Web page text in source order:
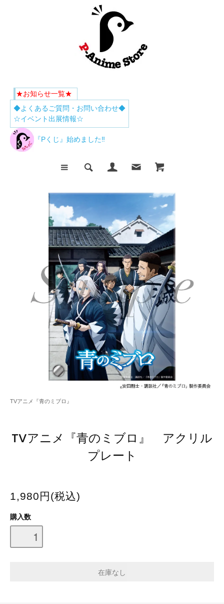
★お知らせ一覧★
◆よくあるご質問・お問い合わせ◆
☆イベント出展情報☆
『Pくじ』始めました‼
TVアニメ『青のミブロ』
TVアニメ『青のミブロ』 アクリル
プレート
1,980円(税込)
購入数